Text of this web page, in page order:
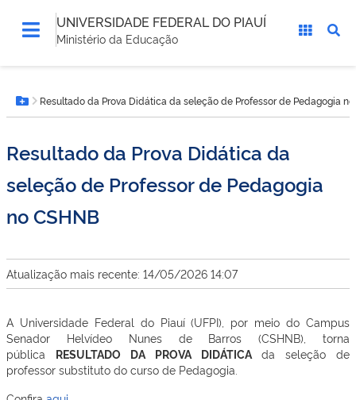
UNIVERSIDADE FEDERAL DO PIAUÍ
Ministério da Educação
está
aqui:Botão Menu
Resultado da Prova Didática da seleção de Professor de Pedagogia no
Resultado da Prova Didática da
seleção de Professor de Pedagogia
no CSHNB
Atualização mais recente: 14/05/2026 14:07
A Universidade Federal do Piauí (UFPI), por meio do Campus
Senador Helvídeo Nunes de Barros (CSHNB), torna
pública
RESULTADO DA PROVA DIDÁTICA
da seleção de
professor substituto do curso de Pedagogia.